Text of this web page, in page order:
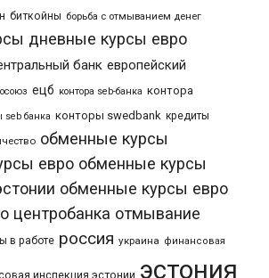
биткойны борьба с отмыванием денег
дневные курсы евро
банк европейский
ецб контора seb-банка контора
seb банка конторы swedbank кредиты
обменные курсы
евро обменные курсы
обменные курсы евро
центробанка отмывание
в работе россия украина финансовая
инспекция эстонии эстония